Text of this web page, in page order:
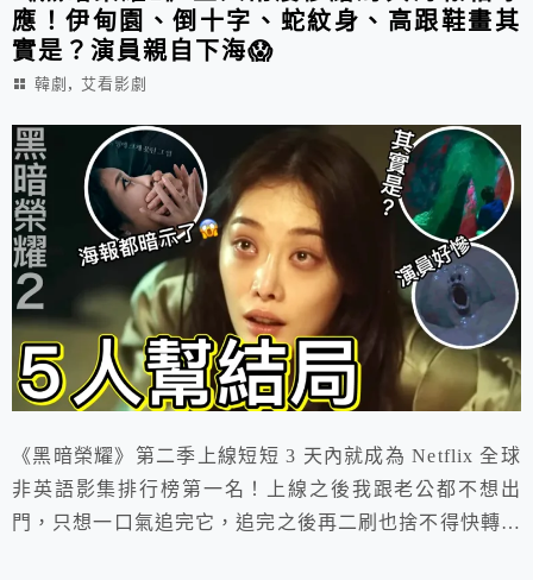
應！伊甸園、倒十字、蛇紋身、高跟鞋畫其
實是？演員親自下海😱
韓劇 , 艾看影劇
《黑暗榮耀》第二季上線短短 3 天內就成為 Netflix 全球
非英語影集排行榜第一名！上線之後我跟老公都不想出
門，只想一口氣追完它，追完之後再二刷也捨不得快轉，